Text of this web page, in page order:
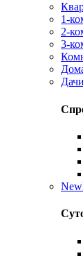
1-
2-
3-
Дачи
New